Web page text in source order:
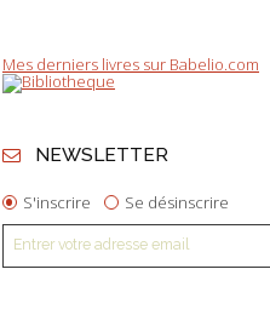
Mes derniers livres sur Babelio.com
NEWSLETTER
S'inscrire Se désinscrire